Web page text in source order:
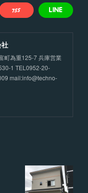
為重125-7 兵庫営業
1 TEL0952-20-
mail:info@techno-